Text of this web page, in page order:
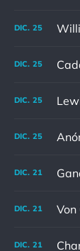
DIC. 25
DIC. 25
DIC. 25
DIC. 25
DIC. 21
DIC. 21
DIC. 21